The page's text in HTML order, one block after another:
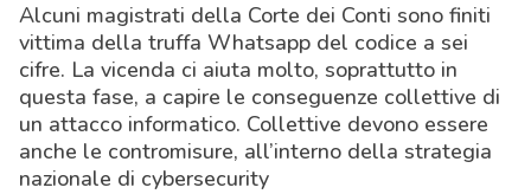
Alcuni magistrati della Corte dei Conti sono finiti
vittima della truffa Whatsapp del codice a sei
cifre. La vicenda ci aiuta molto, soprattutto in
questa fase, a capire le conseguenze collettive di
un attacco informatico. Collettive devono essere
anche le contromisure, all’interno della strategia
nazionale di cybersecurity